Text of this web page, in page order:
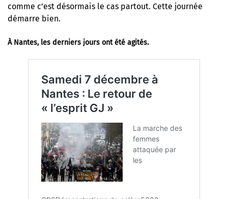
comme c’est désormais le cas partout. Cette journée
démarre bien.
À Nantes, les derniers jours ont été agités.